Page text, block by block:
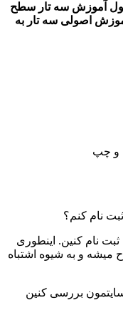
اول آموزش سه تار سطح
اصولی سه تار به
و چپ
نام کنم؟
نام کنین. اینطوری
میشه و به شیوه اشتباه
بررسی کنین